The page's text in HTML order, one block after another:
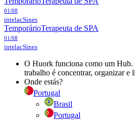
01/08
intelacSines
TemporárioTerapeuta de SPA
01/08
intelacSines
O Huork funciona como um Hub.
trabalho é concentrar, organizar e
Onde estás?
Portugal
Brasil
Portugal